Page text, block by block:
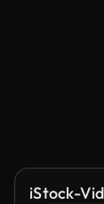
iStock-